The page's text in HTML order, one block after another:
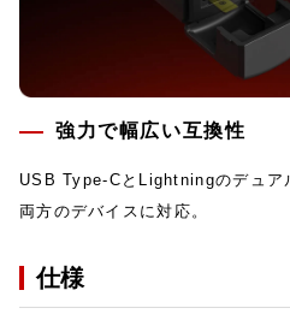
強力で幅広い互換性
USB Type-CとLightningのデュア
両方のデバイスに対応。
仕様